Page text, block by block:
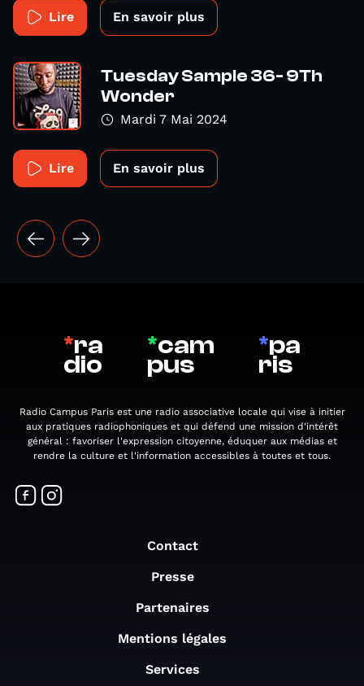
Lire En savoir plus
Tuesday Sample 36- 9Th
Wonder
Mardi 7 Mai 2024
Lire En savoir plus
*ra
dio
*cam
pus
*pa
ris
Radio Campus Paris est une radio associative locale qui vise à initier
aux pratiques radiophoniques et qui défend une mission d'intérêt
général : favoriser l'expression citoyenne, éduquer aux médias et
rendre la culture et l'information accessibles à toutes et tous.
Contact
Presse
Partenaires
Mentions légales
Services